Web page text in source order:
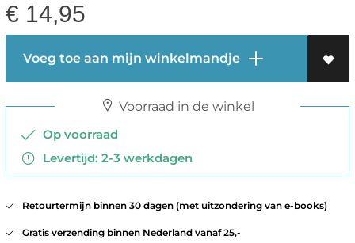
€ 14,95
Voeg toe aan mijn winkelmandje
Voorraad in de winkel
Op voorraad
Levertijd: 2-3 werkdagen
Retourtermijn binnen 30 dagen (met uitzondering van e-books)
Gratis verzending binnen Nederland vanaf 25,-